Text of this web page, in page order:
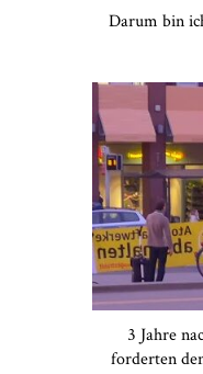
Darum bin
3 Jahre
forderten